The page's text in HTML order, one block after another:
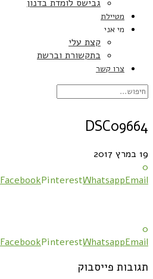
גבישס לומדת בדנון
מטיילת
מי אני
קצת עלי
בתקשורת וברשת
צרו קשר
DSC09664
19 במרץ 2017
0
FacebookPinterestWhatsappEmail
0
FacebookPinterestWhatsappEmail
תגובות פייסבוק